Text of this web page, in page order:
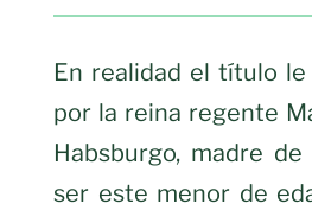
En realidad el título
por la reina regente
Habsburgo, madre
ser este menor de